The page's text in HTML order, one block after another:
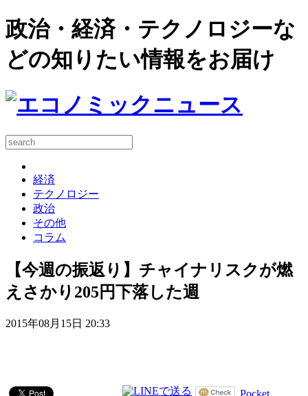
政治・経済・テクノロジーな
どの知りたい情報をお届け
経済
テクノロジー
政治
その他
コラム
【今週の振返り】チャイナリスクが燃
えさかり205円下落した週
2015年08月15日 20:33